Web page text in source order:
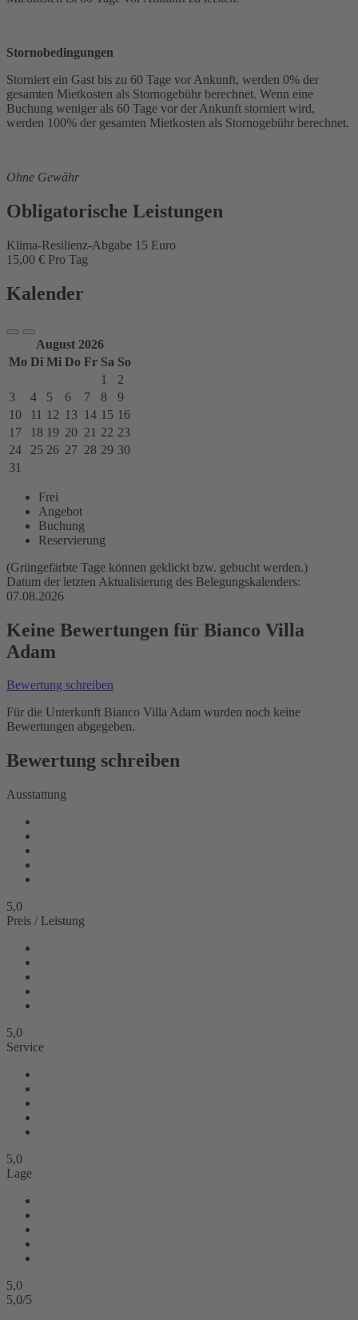
Stornobedingungen
Storniert ein Gast bis zu 60 Tage vor Ankunft, werden 0% der
gesamten Mietkosten als Stornogebühr berechnet. Wenn eine
Buchung weniger als 60 Tage vor der Ankunft storniert wird,
werden 100% der gesamten Mietkosten als Stornogebühr berechnet.
Ohne Gewähr
Obligatorische Leistungen
Klima-Resilienz-Abgabe 15 Euro
15,00 € Pro Tag
Kalender
August 2026
Mo Di Mi Do Fr Sa So
1
2
3
4 5 6 7 8
9
10
11 12 13 14 15 16
17
18 19 20 21 22 23
24
25 26 27 28 29 30
31
Frei
Angebot
Buchung
Reservierung
(Grüngefärbte Tage können geklickt bzw. gebucht werden.)
Datum der letzten Aktualisierung des Belegungskalenders:
07.08.2026
Keine Bewertungen für Bianco Villa
Adam
Bewertung schreiben
Für die Unterkunft Bianco Villa Adam wurden noch keine
Bewertungen abgegeben.
Bewertung schreiben
Ausstattung
5,0
Preis / Leistung
5,0
Service
5,0
Lage
5,0
5,0/5